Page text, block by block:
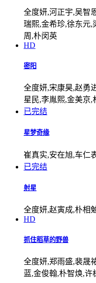
全度妍,河正宇,吴智
瑞熙,金希珍,徐东元,
周,朴闵英
HD
密阳
全度妍,宋康昊,赵勇
星民,李胤熙,金美京,
已完结
星梦奇缘
崔真实,安在旭,车仁
已完结
射星
全度妍,赵寅成,朴相
HD
抓住稻草的野兽
全度妍,郑雨盛,裴晟
蓝,金俊翰,朴智焕,许